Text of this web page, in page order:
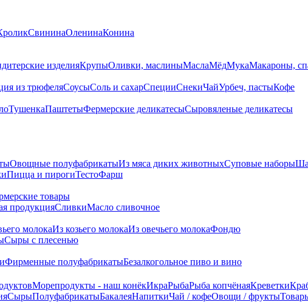
СвининаОленинаКонина
изделияКрупыОливки, маслиныМаслаМёдМукаМакароны,
из трюфеляСоусыСоль и сахарСпецииСнекиЧайУрбеч, пастыКофе
ТушенкаПаштетыФермерские деликатесыСыровяленые деликатесы
Овощные полуфабрикатыИз мяса диких животныхСуповые наборы
Пицца и пирогиТестоФарш
товары
продукцияСливкиМасло сливочное
молокаИз козьего молокаИз овечьего молокаФондю
Сыры c плесенью
Фирменные полуфабрикатыБезалкогольное пиво и вино
Морепродукты - наш конёкИкраРыбаРыба копчёнаяКреветки
СырыПолуфабрикатыБакалеяНапиткиЧай / кофеОвощи / фрукты